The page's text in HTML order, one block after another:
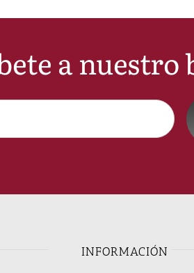
a nuestro
INFORMACIÓN